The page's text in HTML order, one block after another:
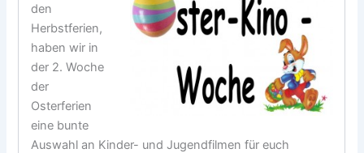
den
Herbstferien,
haben wir in
der 2. Woche
der
Osterferien
eine bunte
Auswahl an Kinder- und Jugendfilmen für euch